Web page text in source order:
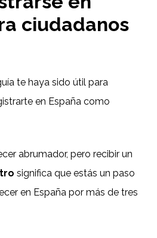
ciudadanos
te haya sido útil para
en España como
abrumador, pero recibir un
significa que estás un paso
en España por más de tres